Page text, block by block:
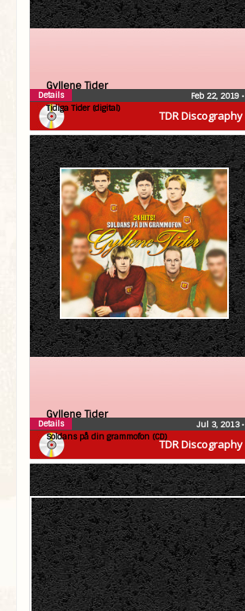
TDR Discography
Gyllene Tider
Tidiga Tider (digital)
Feb 22, 2019 •
Details
TDR Discography
Gyllene Tider
Soldans på din grammofon (CD)
Jul 3, 2013•
Details